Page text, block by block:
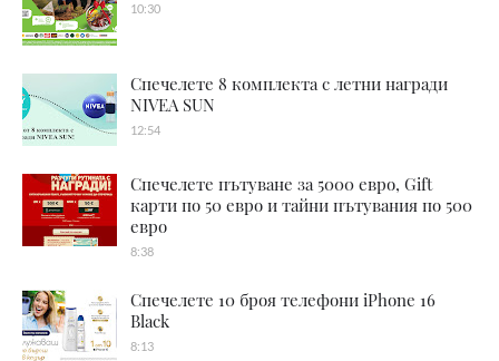
10:30
Спечелете 8 комплекта с летни награди
NIVEA SUN
12:54
Спечелете пътуване за 5000 евро, Gift
карти по 50 евро и тайни пътувания по 500
евро
8:38
Спечелете 10 броя телефони iPhone 16
Black
8:13